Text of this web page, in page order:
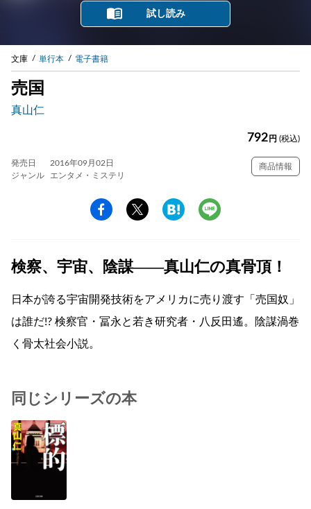
試し読み
文庫 単行本 電子書籍
売国
真山仁
792 円 (税込)
発売日
2016年09月02日
ジャンル
エンタメ・ミステリ
商品情報
検察、宇宙、陰謀――真山仁の真骨頂！
日本が誇る宇宙開発技術をアメリカに売り渡す「売国奴」
は誰だ!? 検察官・冨永と若き研究者・八反田遙。陰謀渦巻
く骨太社会小説。
同じシリーズの本